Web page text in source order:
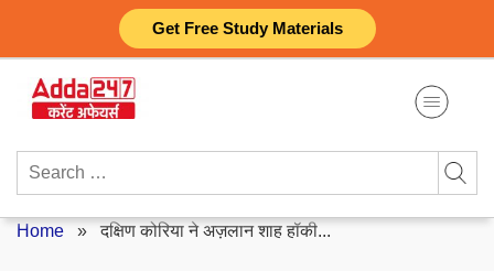
Get Free Study Materials
content
Search
Home »दक्षिण कोरिया ने अज़लान शाह हॉकी...